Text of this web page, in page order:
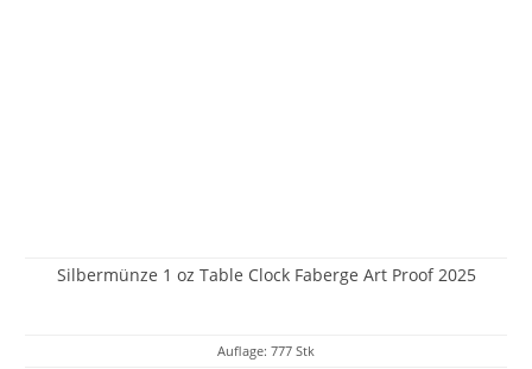
Silbermünze 1 oz Table Clock Faberge Art Proof 2025
Auflage: 777 Stk